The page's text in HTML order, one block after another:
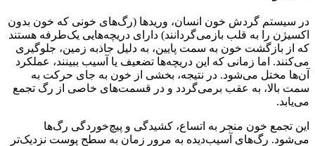
در سیستم گردش خون انسان، وریدها (رگ‌های خونی که خون بدون
اکسیژن را به قلب بازمی‌گردانند) دارای دریچه‌هایی یک‌طرفه هستند
که از بازگشت خون به سمت پایین، به دلیل جاذبه زمین، جلوگیری
می‌کنند. اما زمانی که این دریچه‌ها تضعیف یا آسیب ببینند، عملکرد
آن‌ها مختل می‌شود. در نتیجه، بخشی از خون به جای حرکت به
سمت بالا، به عقب برمی‌گردد و در قسمت‌های خاصی از رگ تجمع
می‌یابد.
این تجمع خون منجر به اتساع، کشیدگی و پیچ‌خوردگی رگ‌ها
می‌شود. رگ‌های آسیب‌دیده به مرور زمان به سطح پوست نزدیک‌تر